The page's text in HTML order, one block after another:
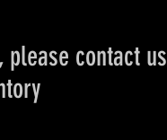
please contact us